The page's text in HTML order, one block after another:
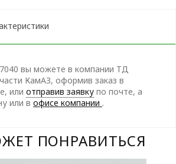
вы можете в компании ТД
КамАЗ, оформив заказ в
или отправив заявку по почте, а
или в офисе компании .
ПОНРАВИТЬСЯ